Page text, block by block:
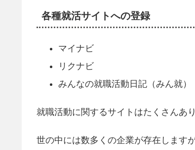
各種就活サイトへの登録
マイナビ
リクナビ
みんなの就職活動日記（みん就）
就職活動に関するサイトはたくさんあ
世の中には数多くの企業が存在します